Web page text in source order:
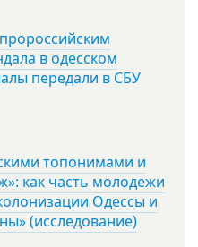
в одесском
передали в СБУ
топонимами и
как часть молодежи
Одессы и
(исследование)